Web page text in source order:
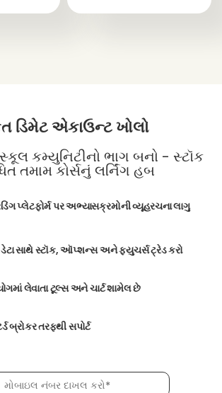
ડિમેટ એકાઉન્ટ ખોલો
કમ્યુનિટીનો ભાગ બનો - સ્ટૉક
તમામ કોર્સનું લર્નિંગ હબ
પ્લેટફોર્મ પર અભ્યાસક્રમોની વ્યૂહરચના લાગુ
ડેટા સાથે સ્ટૉક, ઑપ્શન્સ અને ફ્યુચર્સ ટ્રેડ કરો
લેવાતા ટૂલ્સ અને ચાર્ટ શામેલ છે
બ્રોકર તરફથી સપોર્ટ
નંબર, જરૂરી છે